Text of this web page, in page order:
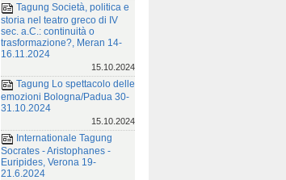
Tagung Società, politica e
storia nel teatro greco di IV
sec. a.C.: continuità o
trasformazione?, Meran 14-
16.11.2024
15.10.2024
Tagung Lo spettacolo delle
emozioni Bologna/Padua 30-
31.10.2024
15.10.2024
Internationale Tagung
Socrates - Aristophanes -
Euripides, Verona 19-
21.6.2024